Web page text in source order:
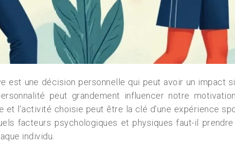
est une décision personnelle qui peut avoir un
peut grandement influencer notre
et l’activité choisie peut être la clé d’une expérience
facteurs psychologiques et physiques faut-il
individu.